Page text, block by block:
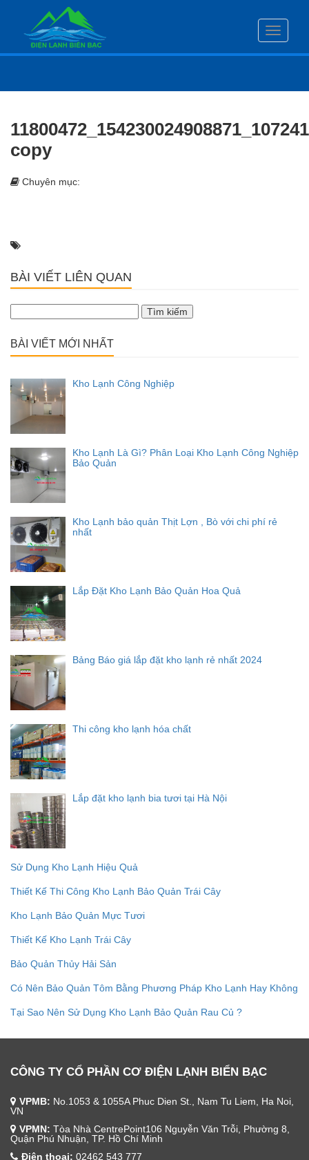
Toggle
copy
Chuyên mục:
BÀI VIẾT LIÊN QUAN
kiếm
BÀI VIẾT MỚI NHẤT
Kho Lạnh Công Nghiệp
Kho Lạnh Là Gì? Phân Loại Kho Lạnh Công Nghiệp
Bảo Quản
Kho Lạnh bảo quản Thịt Lợn , Bò với chi phí rẻ
nhất
Lắp Đặt Kho Lạnh Bảo Quản Hoa Quả
Bảng Báo giá lắp đặt kho lạnh rẻ nhất 2024
Thi công kho lạnh hóa chất
Lắp đặt kho lạnh bia tươi tại Hà Nội
Sử Dụng Kho Lạnh Hiệu Quả
Thiết Kế Thi Công Kho Lạnh Bảo Quản Trái Cây
Kho Lạnh Bảo Quản Mực Tươi
Thiết Kế Kho Lạnh Trái Cây
Bảo Quản Thủy Hải Sản
Có Nên Bảo Quản Tôm Bằng Phương Pháp Kho Lạnh Hay Không
Tại Sao Nên Sử Dụng Kho Lạnh Bảo Quản Rau Củ ?
CÔNG TY CỔ PHẦN CƠ ĐIỆN LẠNH BIỂN BẠC
VPMB: No.1053 & 1055A Phuc Dien St., Nam Tu Liem, Ha Noi,
VN
VPMN: Tòa Nhà CentrePoint106 Nguyễn Văn Trỗi, Phường 8,
Quận Phú Nhuận, TP. Hồ Chí Minh
Điện thoại: 02462 543 777